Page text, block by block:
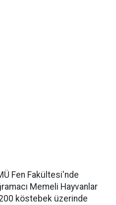
Fen Fakültesi'nde
Memeli Hayvanlar
köstebek üzerinde